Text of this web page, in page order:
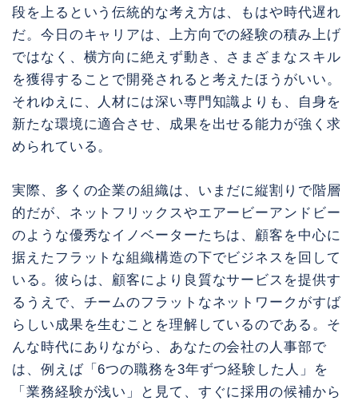
段を上るという伝統的な考え方は、もはや時代遅れ
だ。今日のキャリアは、上方向での経験の積み上げ
ではなく、横方向に絶えず動き、さまざまなスキル
を獲得することで開発されると考えたほうがいい。
それゆえに、人材には深い専門知識よりも、自身を
新たな環境に適合させ、成果を出せる能力が強く求
められている。
実際、多くの企業の組織は、いまだに縦割りで階層
的だが、ネットフリックスやエアービーアンドビー
のような優秀なイノベーターたちは、顧客を中心に
据えたフラットな組織構造の下でビジネスを回して
いる。彼らは、顧客により良質なサービスを提供す
るうえで、チームのフラットなネットワークがすば
らしい成果を生むことを理解しているのである。そ
んな時代にありながら、あなたの会社の人事部で
は、例えば「6つの職務を3年ずつ経験した人」を
「業務経験が浅い」と見て、すぐに採用の候補から